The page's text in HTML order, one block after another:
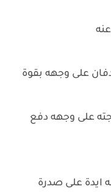
على وجهه بقوة
على وجهه دفع
ايدة على صدرة